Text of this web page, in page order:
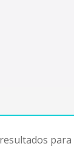
para